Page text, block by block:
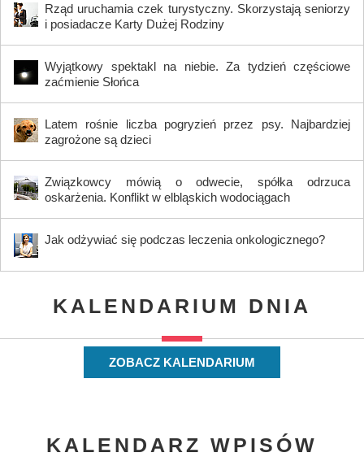
Rząd uruchamia czek turystyczny. Skorzystają seniorzy
i posiadacze Karty Dużej Rodziny
Wyjątkowy spektakl na niebie. Za tydzień częściowe
zaćmienie Słońca
Latem rośnie liczba pogryzień przez psy. Najbardziej
zagrożone są dzieci
Związkowcy mówią o odwecie, spółka odrzuca
oskarżenia. Konflikt w elbląskich wodociągach
Jak odżywiać się podczas leczenia onkologicznego?
KALENDARIUM DNIA
ZOBACZ KALENDARIUM
KALENDARZ WPISÓW